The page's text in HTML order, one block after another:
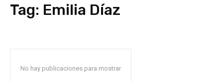
Tag: Emilia Díaz
No hay publicaciones para mostrar